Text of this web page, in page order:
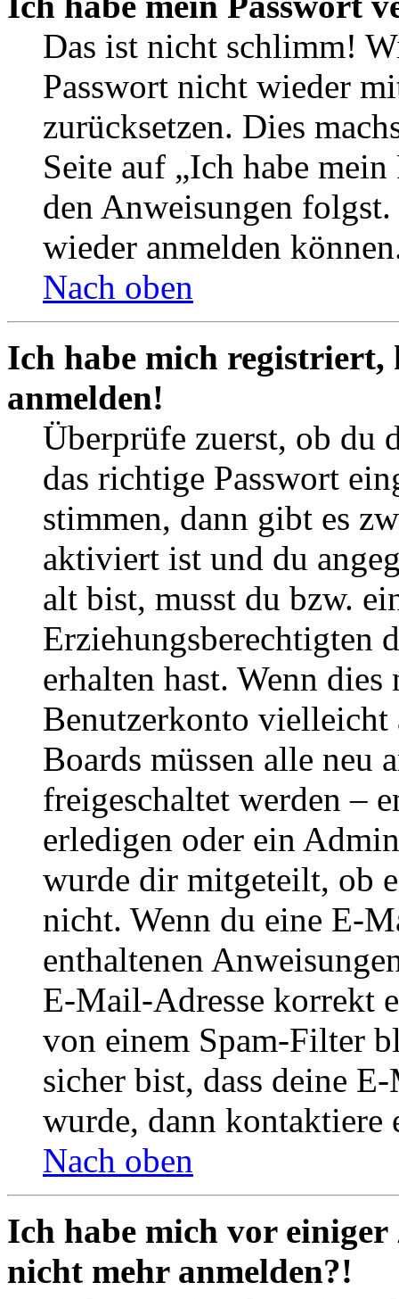
Das ist nicht schlimm!
Passwort nicht wieder
zurücksetzen. Dies
Seite auf „Ich habe
den Anweisungen
wieder anmelden
Nach oben
Ich habe mich
anmelden!
Überprüfe zuerst, ob du
das richtige Passwort
stimmen, dann gibt es
aktiviert ist und du
alt bist, musst du bzw.
Erziehungsberechtigten
erhalten hast. Wenn
Benutzerkonto
Boards müssen alle neu
freigeschaltet werden –
erledigen oder ein
wurde dir mitgeteilt, ob
nicht. Wenn du eine E-
enthaltenen
E-Mail-Adresse korrekt
von einem Spam-Filter
sicher bist, dass deine
wurde, dann kontaktiere
Nach oben
Ich habe mich vor
nicht mehr anmelden?!